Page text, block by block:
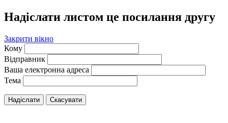
Надіслати листом це посилання другу
Закрити вікно
Кому
Відправник
Ваша електронна адреса
Тема
Надіслати Скасувати